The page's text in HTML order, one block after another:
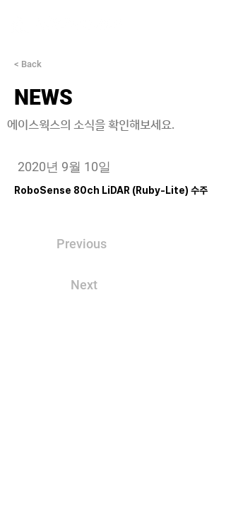
< Back
NEWS
에이스웍스의 소식을 확인해보세요.
2020년 9월 10일
RoboSense 80ch LiDAR (Ruby-Lite) 수주
Previous
Next